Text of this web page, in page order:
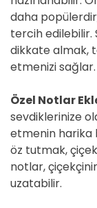
daha
tercih edilebilir.
dikkate almak,
etmenizi sağlar.
Özel Notlar
sevdiklerinize
etmenin harika
öz tutmak,
notlar,
uzatabilir.